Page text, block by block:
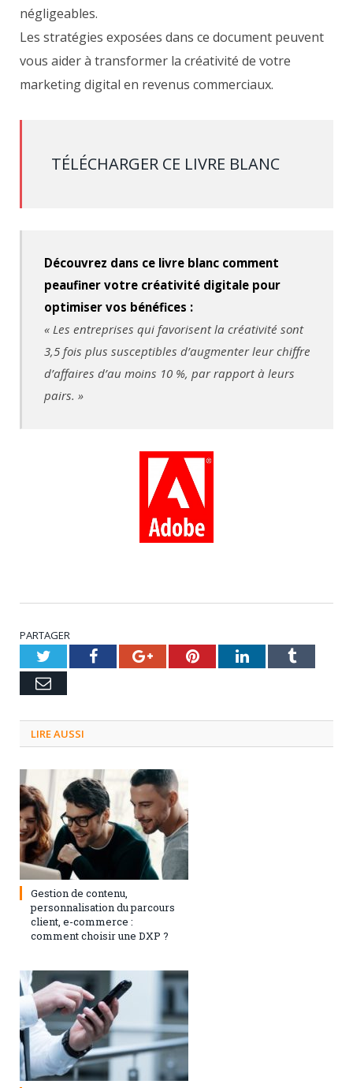
négligeables.
Les stratégies exposées dans ce document peuvent
vous aider à transformer la créativité de votre
marketing digital en revenus commerciaux.
TÉLÉCHARGER CE LIVRE BLANC
Découvrez dans ce livre blanc comment
peaufiner votre créativité digitale pour
optimiser vos bénéfices :
« Les entreprises qui favorisent la créativité sont
3,5 fois plus susceptibles d’augmenter leur chiffre
d’affaires d’au moins 10 %, par rapport à leurs
pairs. »
PARTAGER
TwitterFacebookGoogle+PinterestLinkedInTumblr
Email
LIRE AUSSI
3 septembre 2024
Gestion de contenu,
personnalisation du parcours
client, e-commerce :
comment choisir une DXP ?
1 février 2021 0